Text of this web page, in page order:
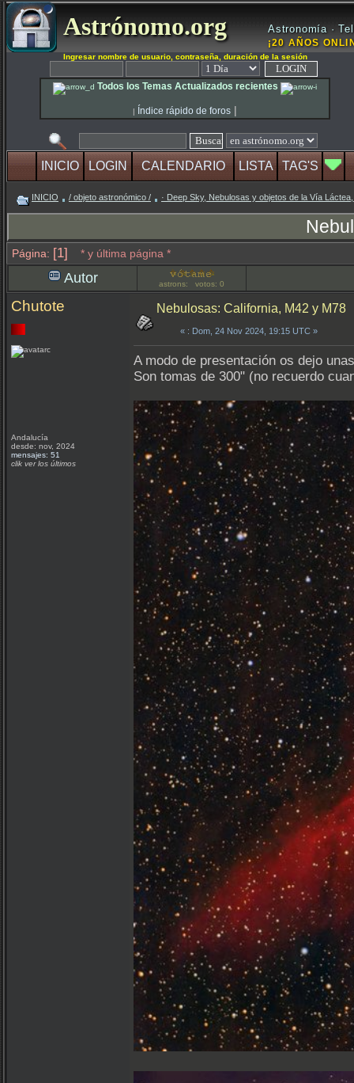
Astrónomo.org Astronomía ·
¡20 AÑOS
Ingresar nombre de usuario, contraseña, duración de la sesión
Todos los Temas Actualizados recientes
| Índice rápido de foros |
INICIO LOGIN CALENDARIO LISTA TAG'S
INICIO / objeto astronómico / · Deep Sky, Nebulosas y objetos de la Vía
Página: [1] * y última página *
Autor astrons: votos: 0
Chutote
Andalucía
desde: nov, 2024
mensajes: 51
clik ver los últimos
Nebulosas: California, M42 y M78
« : Dom, 24 Nov 2024, 19:15 UTC »
A modo de presentación os dejo
Son tomas de 300" (no recuerdo